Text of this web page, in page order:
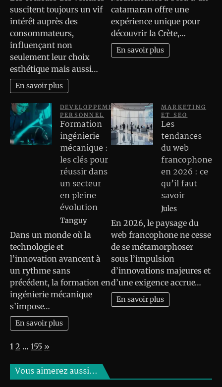
suscitent toujours un vif
intérêt auprès des
consommateurs,
influençant non
seulement leur choix
esthétique mais aussi…
En savoir plus
catamaran offre une
expérience unique pour
découvrir la Crète,…
En savoir plus
DEVELOPPEMENT
PERSONNEL
Formation
ingénierie
mécanique :
les clés pour
réussir dans
un secteur
en pleine
évolution
Tanguy
Dans un monde où la
technologie et
l’innovation avancent à
un rythme sans
précédent, la formation en
ingénierie mécanique
s’impose…
En savoir plus
MARKETING
ET SEO
Les
tendances
du web
francophone
en 2026 : ce
qu’il faut
savoir
Jules
En 2026, le paysage du
web francophone ne cesse
de se métamorphoser
sous l’impulsion
d’innovations majeures et
d’une exigence accrue…
En savoir plus
Page:
1 2 … 155 Next
»
Vous aimerez aussi…